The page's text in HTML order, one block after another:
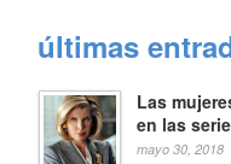
últimas
Las
en las
mayo 30, 2018